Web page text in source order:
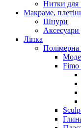
Нитки для
Макраме,
Шнури
Ліпка
Полімерна
Fimo